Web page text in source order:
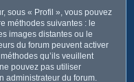
sous « Profil », vous pouvez
méthodes suivantes : le
images distantes ou le
du forum peuvent activer
qu’ils veuillent
pouvez pas utiliser
administrateur du forum.